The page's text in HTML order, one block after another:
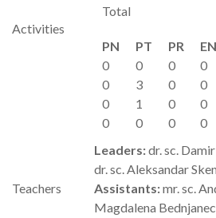
Activities
Total
PN
0
0
0
0
PT
0
3
1
0
PR
0
0
0
0
EN
0
0
0
0
Teachers
Leaders:dr. sc.
dr. sc. Aleksandar
Assistants:mr. sc.
Magdalena